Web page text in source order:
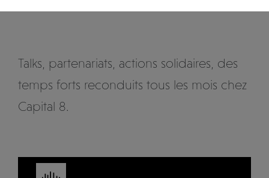
Talks, partenariats, actions solidaires, des
temps forts reconduits tous les mois chez
Capital 8.